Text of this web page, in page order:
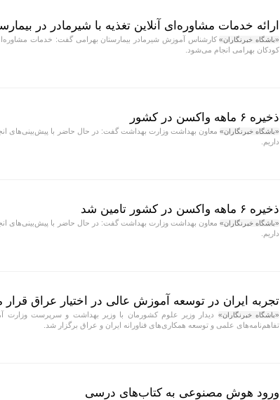
ارائه خدمات مشاوره‌ای آنلاین تغذیه با شیرمادر در
«باشگاه خبرنگاران»کارشناس آموزش شیرمادر بیمارستان بهرامی گفت: خدمات مشاوره‌ای
کودکان بهرامی انجام می‌شود.
ذخیره ۶ ماهه واکسن در کشور
«باشگاه خبرنگاران»
داریم.
ذخیره ۶ ماهه واکسن در کشور تامین شد
«باشگاه خبرنگاران»
داریم.
تجربه ایران در توسعه آموزش عالی در اختیار عراق قرار
«باشگاه خبرنگاران» دیدار وزیر علوم کشورمان با وزیر بهداشت و سرپرست وزارت
تفاهم‌نامه‌های علمی و توسعه همکاری‌های فناورانه ایران و عراق برگزار شد.
ورود هوش مصنوعی به کتاب‌های درسی